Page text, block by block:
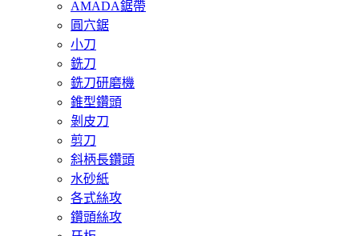
AMADA鋸帶
圓穴鋸
小刀
銑刀
銑刀研磨機
錐型鑽頭
剝皮刀
剪刀
斜柄長鑽頭
水砂紙
各式絲攻
鑽頭絲攻